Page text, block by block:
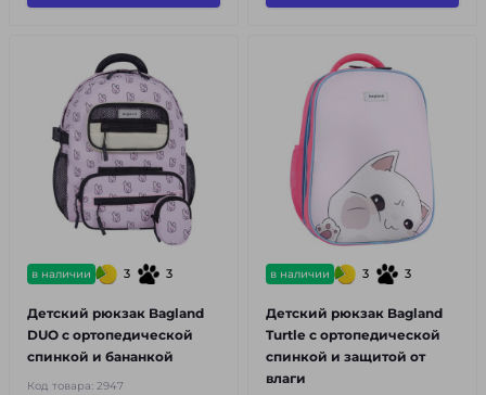
в наличии 3 3
Детский рюкзак Bagland
DUO с ортопедической
спинкой и бананкой
Код товара: 2947
в наличии 3 3
Детский рюкзак Bagland
Turtle с ортопедической
спинкой и защитой от
влаги